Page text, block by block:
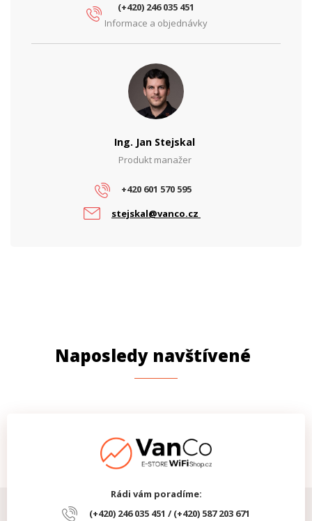
(+420) 246 035 451
Informace a objednávky
Ing. Jan Stejskal
Produkt manažer
+420 601 570 595
stejskal@vanco.cz
Naposledy navštívené
Rádi vám poradíme:
(+420) 246 035 451 / (+420) 587 203 671